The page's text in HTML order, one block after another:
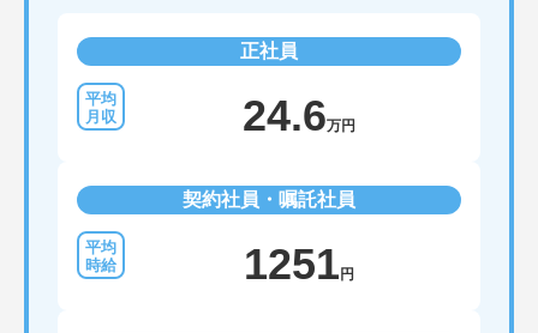
正社員
24.6万円
契約社員・嘱託社員
1251 円